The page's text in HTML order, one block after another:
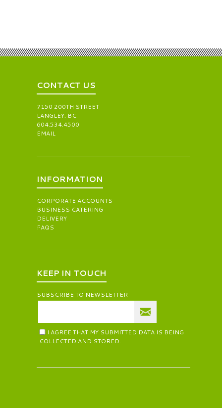
CONTACT US
7150 200TH STREET
LANGLEY, BC
604.534.4500
EMAIL
INFORMATION
CORPORATE ACCOUNTS
BUSINESS CATERING
DELIVERY
FAQS
KEEP IN TOUCH
SUBSCRIBE TO NEWSLETTER
I AGREE THAT MY SUBMITTED DATA IS BEING
COLLECTED AND STORED.